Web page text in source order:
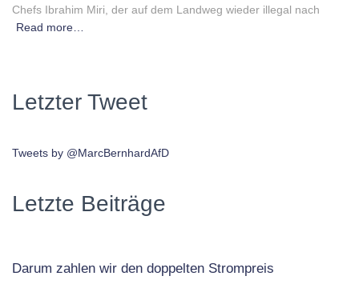
Chefs Ibrahim Miri, der auf dem Landweg wieder illegal nach
Read more…
Letzter Tweet
Tweets by @MarcBernhardAfD
Letzte Beiträge
Darum zahlen wir den doppelten Strompreis